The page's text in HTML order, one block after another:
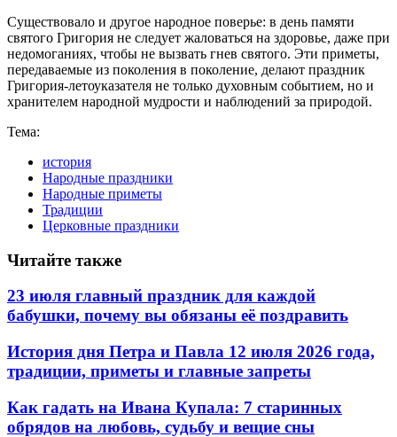
Существовало и другое народное поверье: в день памяти
святого Григория не следует жаловаться на здоровье, даже при
недомоганиях, чтобы не вызвать гнев святого. Эти приметы,
передаваемые из поколения в поколение, делают праздник
Григория-летоуказателя не только духовным событием, но и
хранителем народной мудрости и наблюдений за природой.
Тема:
история
Народные праздники
Народные приметы
Традиции
Церковные праздники
Читайте также
23 июля главный праздник для каждой
бабушки, почему вы обязаны её поздравить
История дня Петра и Павла 12 июля 2026 года,
традиции, приметы и главные запреты
Как гадать на Ивана Купала: 7 старинных
обрядов на любовь, судьбу и вещие сны